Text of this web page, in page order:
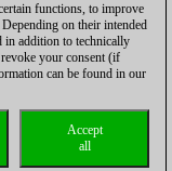
functions, to improve
on their intended
in addition to technically
your consent (if
can be found in our
Accept
all